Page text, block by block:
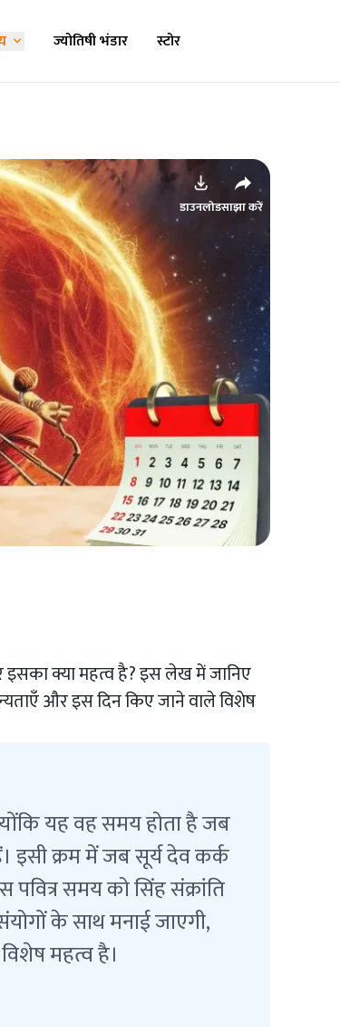
ज्योतिषी भंडार स्टोर
डाउनलोडसाझा करें
इसका क्या महत्व है? इस लेख में जानिए
और इस दिन किए जाने वाले विशेष
यह वह समय होता है जब
इसी क्रम में जब सूर्य देव कर्क
समय को सिंह संक्रांति
के साथ मनाई जाएगी,
महत्व है।